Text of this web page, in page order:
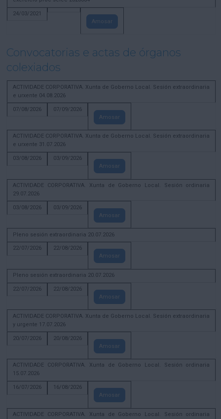
24/03/2021
Amosar
Convocatorias e actas de órganos
colexiados
ACTIVIDADE CORPORATIVA. Xunta de Goberno Local. Sesión extraordinaria
e urxente 04.08.2026
07/08/2026
07/09/2026
Amosar
ACTIVIDADE CORPORATIVA. Xunta de Goberno Local. Sesión extraordinaria
e urxente 31.07.2026
03/08/2026
03/09/2026
Amosar
ACTIVIDADE CORPORATIVA. Xunta de Goberno Local. Sesión ordinaria
29.07.2026
03/08/2026
03/09/2026
Amosar
Pleno sesión extraordinaria 20.07.2026
22/07/2026
22/08/2026
Amosar
Pleno sesión extraordinaria 20.07.2026
22/07/2026
22/08/2026
Amosar
ACTIVIDADE CORPORATIVA. Xunta de Goberno Local. Sesión extraordinaria
y urgente 17.07.2026
20/07/2026
20/08/2026
Amosar
ACTIVIDADE CORPORATIVA. Xunta de Goberno Local. Sesión ordinaria
15.07.2026
16/07/2026
16/08/2026
Amosar
ACTIVIDADE CORPORATIVA. Xunta de Goberno Local. Sesión ordinaria